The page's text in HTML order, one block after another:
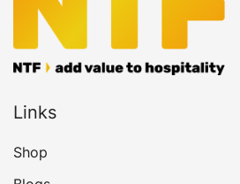
Links
Shop